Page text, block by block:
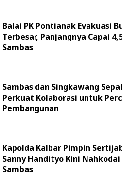
Balai PK Pontianak Evakuasi
Terbesar, Panjangnya Capai
Sambas
Sambas dan Singkawang
Perkuat Kolaborasi untuk
Pembangunan
Kapolda Kalbar Pimpin
Sanny Handityo Kini Nahkodai
Sambas